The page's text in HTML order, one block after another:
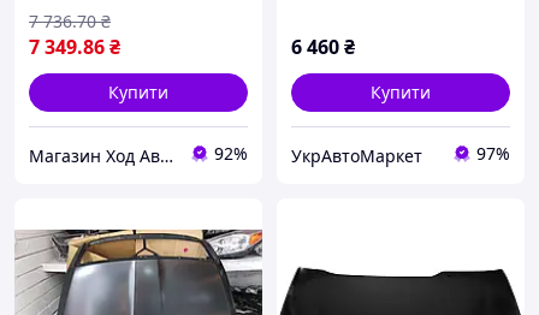
7 349.86₴
7 736.70 ₴
Купити
Магазин Ход Авто 92%
6 460₴
Купити
УкрАвтоМаркет 97%